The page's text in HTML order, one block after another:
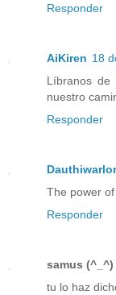
Responder
AiKiren 18
Líbranos de
nuestro
Responder
The power
Responder
samus (^_^)
tu lo haz